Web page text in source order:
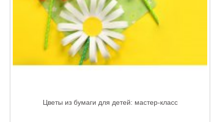
Цветы из бумаги для детей: мастер-класс